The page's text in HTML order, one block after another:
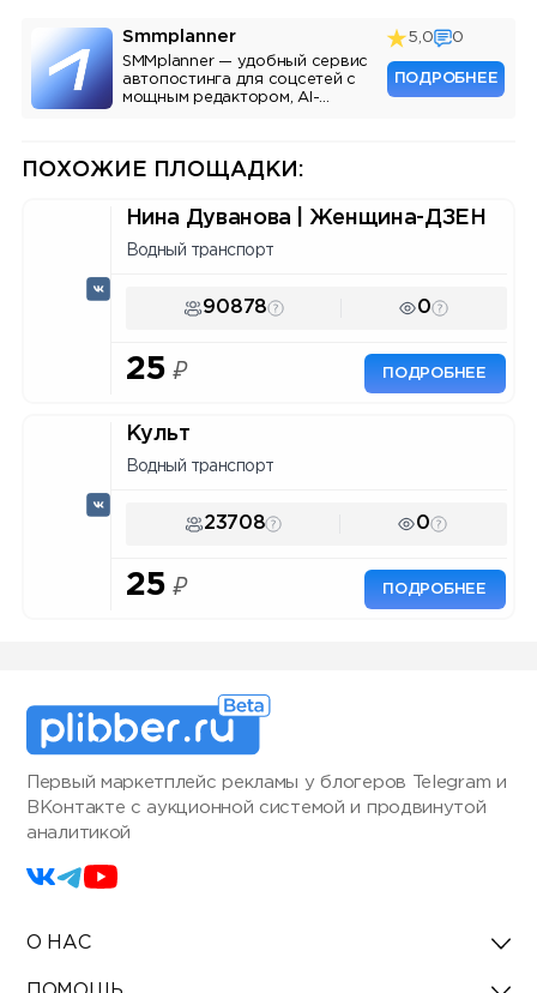
Smmplanner
SMMplanner — удобный сервис
автопостинга для соцсетей с
мощным редактором, AI-
5,0 0
ПОДРОБНЕЕ
ПОХОЖИЕ ПЛОЩАДКИ:
Нина Дуванова | Женщина-ДЗЕН
Водный транспорт
90878 0
25 ₽ ПОДРОБНЕЕ
Культ
Водный транспорт
23708 0
25 ₽ ПОДРОБНЕЕ
Первый маркетплейс рекламы у блогеров Telegram и
ВКонтакте с аукционной системой и продвинутой
аналитикой
О НАС